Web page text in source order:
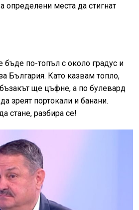
определени места да стигнат
по-топъл с около градус и
България. Като казвам топло,
ще цъфне, а по булевард
зреят портокали и банани.
стане, разбира се!